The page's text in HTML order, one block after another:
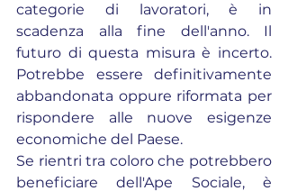
categorie di lavoratori, è in
scadenza alla fine dell'anno. Il
futuro di questa misura è incerto.
Potrebbe essere definitivamente
abbandonata oppure riformata per
rispondere alle nuove esigenze
economiche del Paese.
Se rientri tra coloro che potrebbero
beneficiare dell'Ape Sociale, è